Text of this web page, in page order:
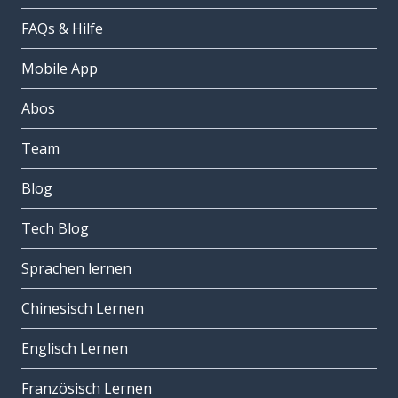
FAQs & Hilfe
Mobile App
Abos
Team
Blog
Tech Blog
Sprachen lernen
Chinesisch Lernen
Englisch Lernen
Französisch Lernen